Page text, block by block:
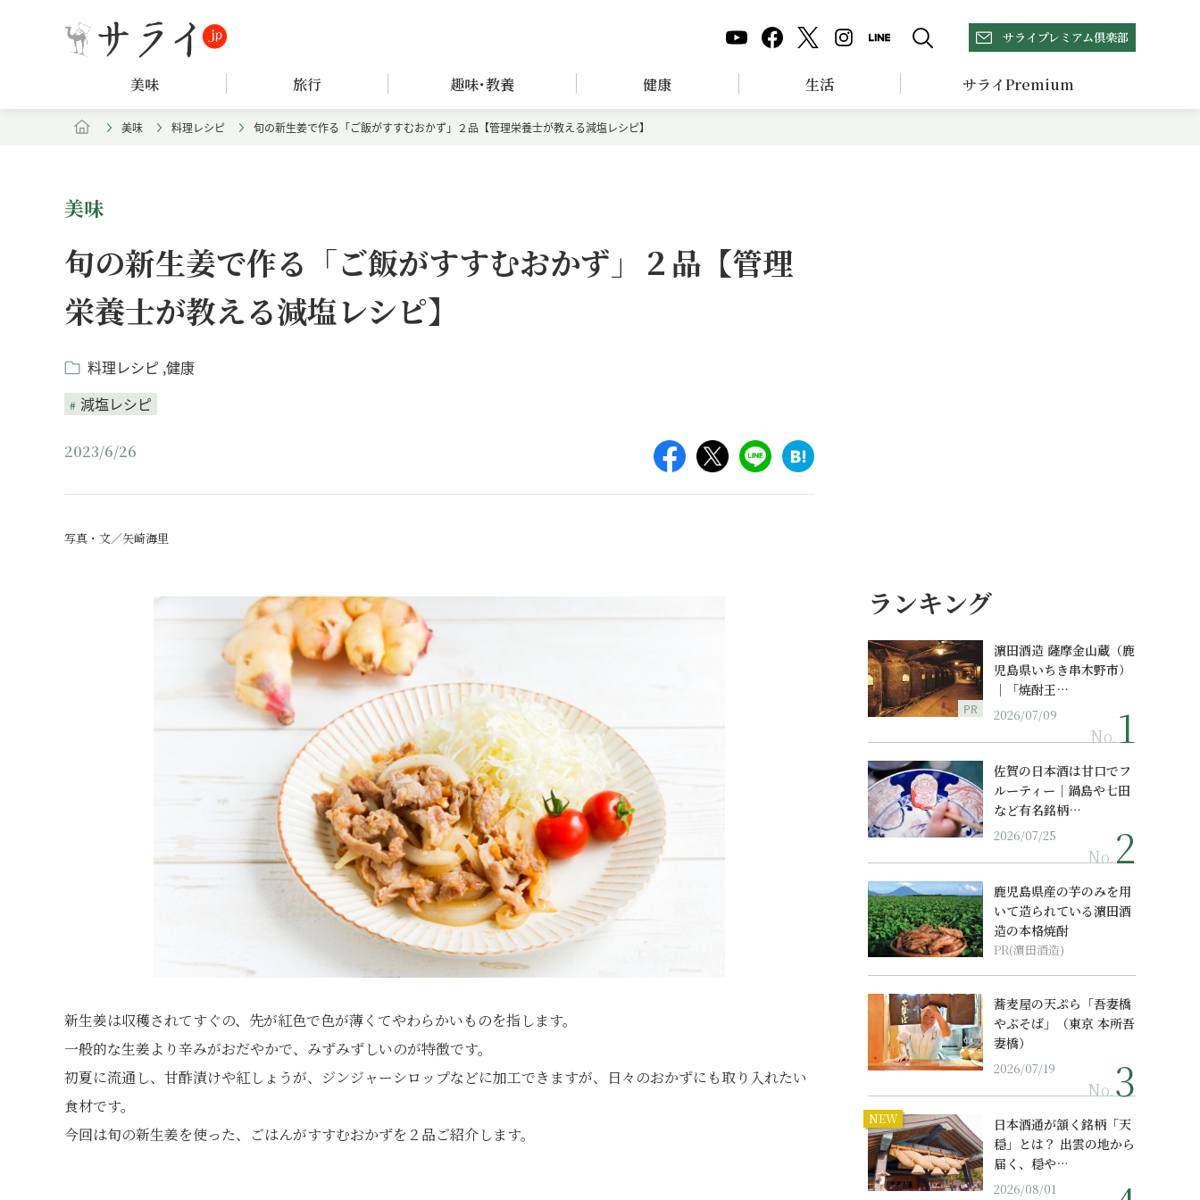
サライプレミアム倶楽部
美味 旅行 趣味･教養 健康 生活 サライPremium
美味 料理レシピ 旬の新生姜で作る「ご飯がすすむおかず」２品【管理栄養士が教える減塩レシピ】
美味
旬の新生姜で作る「ご飯がすすむおかず」２品【管理
栄養士が教える減塩レシピ】
料理レシピ 健康
減塩レシピ
2023/6/26
写真・文／矢崎海里
新生姜は収穫されてすぐの、先が紅色で色が薄くてやわらかいものを指します。
一般的な生姜より辛みがおだやかで、みずみずしいのが特徴です。
初夏に流通し、甘酢漬けや紅しょうが、ジンジャーシロップなどに加工できますが、日々のおかずにも取り入れたい
食材です。
今回は旬の新生姜を使った、ごはんがすすむおかずを２品ご紹介します。
ランキング
PR
濵田酒造 薩摩金山蔵（鹿
児島県いちき串木野市）
｜「焼酎王…
2026/07/09
No.
佐賀の日本酒は甘口でフ
ルーティー｜鍋島や七田
など有名銘柄…
2026/07/25
No.
鹿児島県産の芋のみを用
いて造られている濵田酒
造の本格焼酎
PR(濵田酒造)
蕎麦屋の天ぷら「吾妻橋
やぶそば」（東京 本所吾
妻橋）
2026/07/19
No.
NEW
日本酒通が頷く銘柄「天
穏」とは？ 出雲の地から
届く、穏や…
2026/08/01